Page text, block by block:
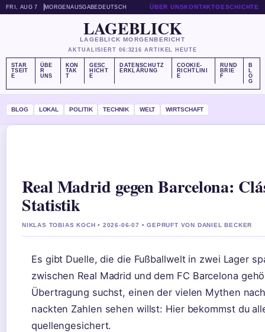
FRI, AUG 7 MORGENAUSGABE DEUTSCH ÜBER UNSKONTAKTGESCHICHTE
LAGEBLICK
LAGEBLICK MORGENBERICHT
AKTUALISIERT 06:3216 ARTIKEL HEUTE
STAR
TSEIT
E
ÜBE
R
UNS
KON
TAK
T
GESC
HICHT
E
DATENSCHUTZ
ERKLÄRUNG
COOKIE-
RICHTLINI
E
RUND
BRIE
F
B
L
O
G
BLOG LOKAL POLITIK TECHNIK WELT WIRTSCHAFT
Real Madrid gegen Barcelona:
Statistik
NIKLAS TOBIAS KOCH • 2026-06-07 • GEPRUFT VON DANIEL BECKER
Es gibt Duelle, die die Fußballwelt in zwei Lager
zwischen Real Madrid und dem FC Barcelona
Übertragung suchst, einen der vielen Mythen
nackten Zahlen sehen willst: Hier bekommst du
quellengesichert.